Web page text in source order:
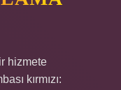
hizmete
kırmızı: